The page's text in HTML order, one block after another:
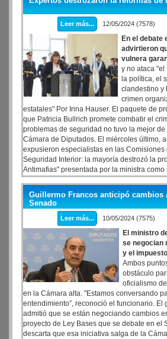
una reunión que encabezó la secretaria
Karina Milei, con diputados de La Libertad
Leer más... 12/05/2024 (7578)
En el debate
advirtieron
vulnera
y no ataca
la política, el
clandestino y
crimen
estatales" Por Irina Hauser. El paquete de
que Patricia Bullrich promete combatir el
problemas de seguridad no tuvo la mejor
Cámara de Diputados. El miércoles último,
expusieron especialistas en las
Seguridad Interior: la mayoría destrozó la
Antimafias" presentada por la ministra
asesinatos y hechos de violencia ligados al
organizado en Rosario. No sólo señalaron
constitucionalidad y vulneración de
Guillermo Francos anticipó cambios
Senado
Leer más... 10/05/2024 (7575)
El ministro
se negocian
y el
Ambos
obstáculo
oficialismo
en la Cámara alta. "Estamos conversando
entendimiento”, reconoció el funcionario. El
admitió que se están negociando cambios
proyecto de Ley Bases que se debate en el
descarta que esa iniciativa salga de la